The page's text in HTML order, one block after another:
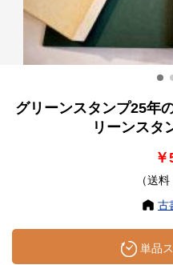
グリーンスタンプ25
リーンス
（送
古
単品